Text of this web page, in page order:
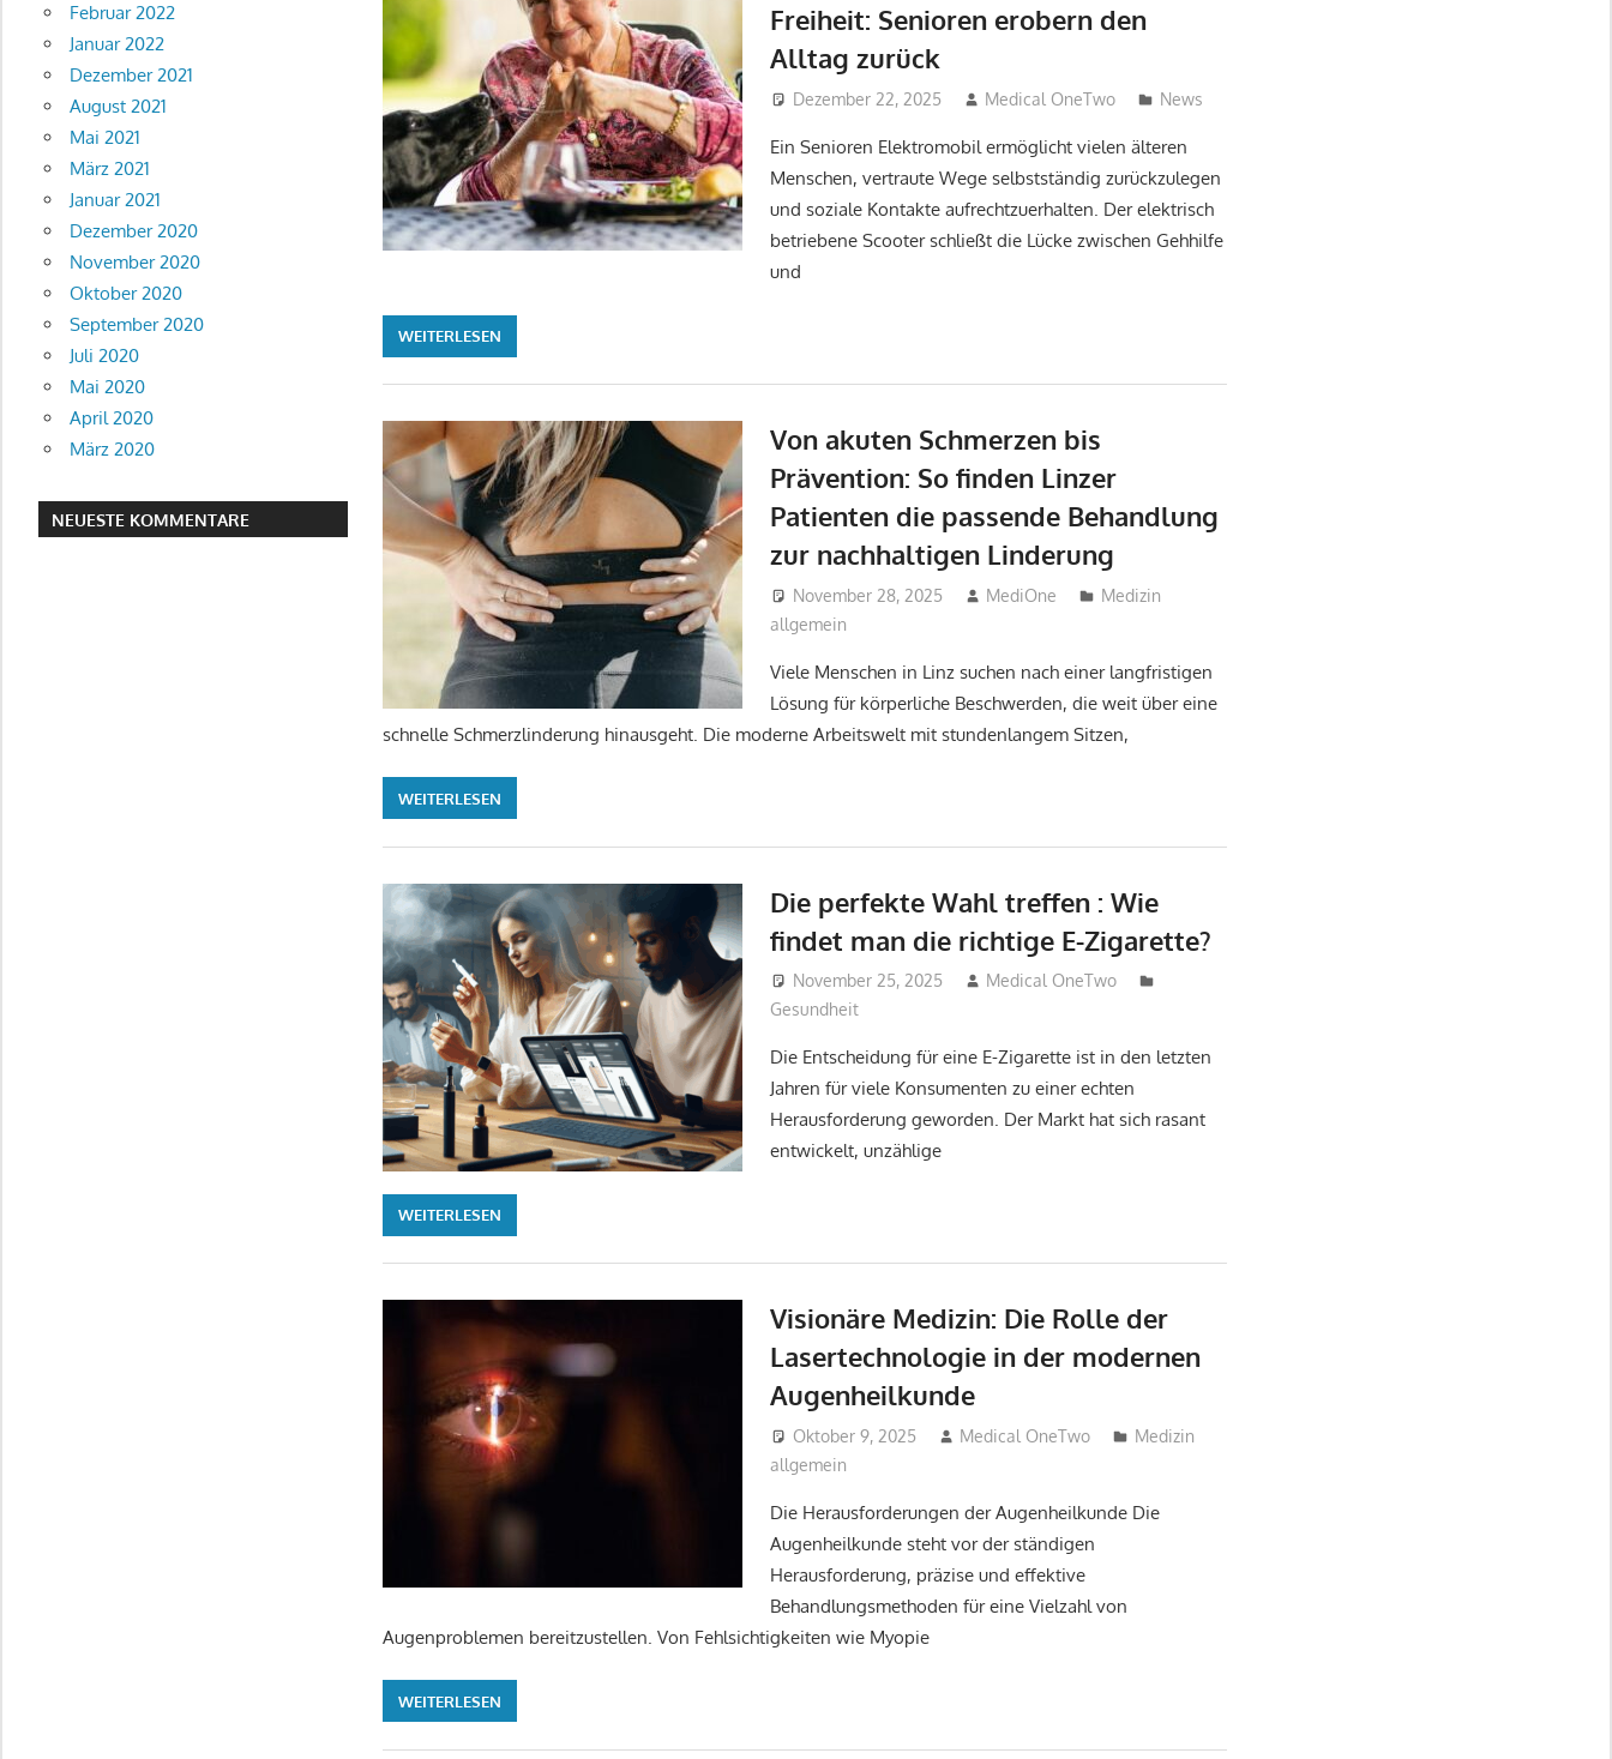
Freiheit: Senioren erobern den
Alltag zurück
Dezember 22, 2025 Medical OneTwo News
Ein Senioren Elektromobil ermöglicht vielen älteren
Menschen, vertraute Wege selbstständig zurückzulegen
und soziale Kontakte aufrechtzuerhalten. Der elektrisch
betriebene Scooter schließt die Lücke zwischen Gehhilfe
und
WEITERLESEN
Von akuten Schmerzen bis
Prävention: So finden Linzer
Patienten die passende Behandlung
zur nachhaltigen Linderung
November 28, 2025 MediOne
Medizin
allgemein
Viele Menschen in Linz suchen nach einer langfristigen
Lösung für körperliche Beschwerden, die weit über eine
schnelle Schmerzlinderung hinausgeht. Die moderne Arbeitswelt mit stundenlangem Sitzen,
WEITERLESEN
Die perfekte Wahl treffen : Wie
findet man die richtige E-Zigarette?
November 25, 2025
Medical OneTwo
Gesundheit
Die Entscheidung für eine E-Zigarette ist in den letzten
Jahren für viele Konsumenten zu einer echten
Herausforderung geworden. Der Markt hat sich rasant
entwickelt, unzählige
WEITERLESEN
Visionäre Medizin: Die Rolle der
Lasertechnologie in der modernen
Augenheilkunde
Oktober 9, 2025 Medical OneTwo
Medizin
allgemein
Die Herausforderungen der Augenheilkunde Die
Augenheilkunde steht vor der ständigen
Herausforderung, präzise und effektive
Behandlungsmethoden für eine Vielzahl von
Augenproblemen bereitzustellen. Von Fehlsichtigkeiten wie Myopie
WEITERLESEN
Februar 2022
Januar 2022
Dezember 2021
August 2021
Mai 2021
März 2021
Januar 2021
Dezember 2020
November 2020
Oktober 2020
September 2020
Juli 2020
Mai 2020
April 2020
März 2020
NEUESTE KOMMENTARE